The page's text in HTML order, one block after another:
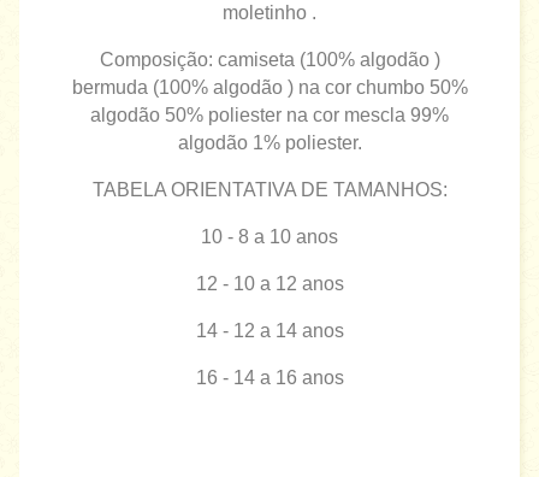
moletinho .
Composição: camiseta (100% algodão )
bermuda (100% algodão ) na cor chumbo 50%
algodão 50% poliester na cor mescla 99%
algodão 1% poliester.
TABELA ORIENTATIVA DE TAMANHOS:
10 - 8 a 10 anos
12 - 10 a 12 anos
14 - 12 a 14 anos
16 - 14 a 16 anos